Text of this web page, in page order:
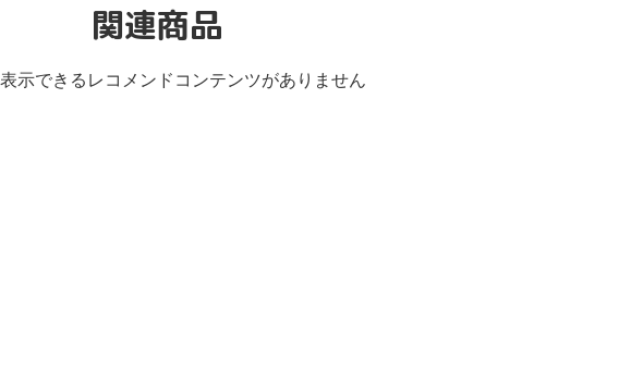
関連商品
表示できるレコメンドコンテンツがありません